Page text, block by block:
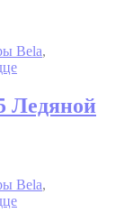
Bela,
Ледяной
Bela,